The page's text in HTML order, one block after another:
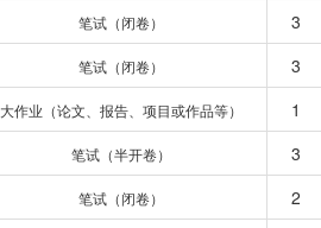
笔试（闭卷） 3
笔试（闭卷） 3
大作业（论文、报告、项目或作品等） 1
笔试（半开卷） 3
笔试（闭卷） 2